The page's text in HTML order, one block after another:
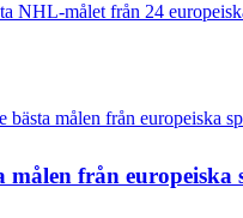
NHL-målet från 24
målen från europeiska